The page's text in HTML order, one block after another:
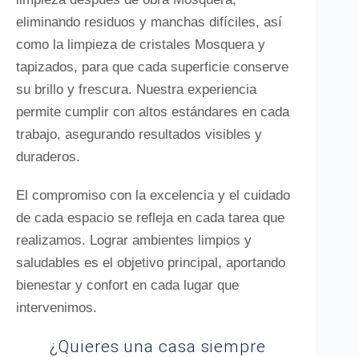
eliminando residuos y manchas difíciles, así
como la limpieza de cristales Mosquera y
tapizados, para que cada superficie conserve
su brillo y frescura. Nuestra experiencia
permite cumplir con altos estándares en cada
trabajo, asegurando resultados visibles y
duraderos.
El compromiso con la excelencia y el cuidado
de cada espacio se refleja en cada tarea que
realizamos. Lograr ambientes limpios y
saludables es el objetivo principal, aportando
bienestar y confort en cada lugar que
intervenimos.
¿Quieres una casa siempre